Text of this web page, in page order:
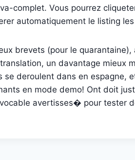
complet. Vous pourrez
automatiquement le listing
brevets (pour le quarantaine),
un davantage mieux
se deroulent dans en espagne,
en mode demo! Ont doit
avertisses� pour tester